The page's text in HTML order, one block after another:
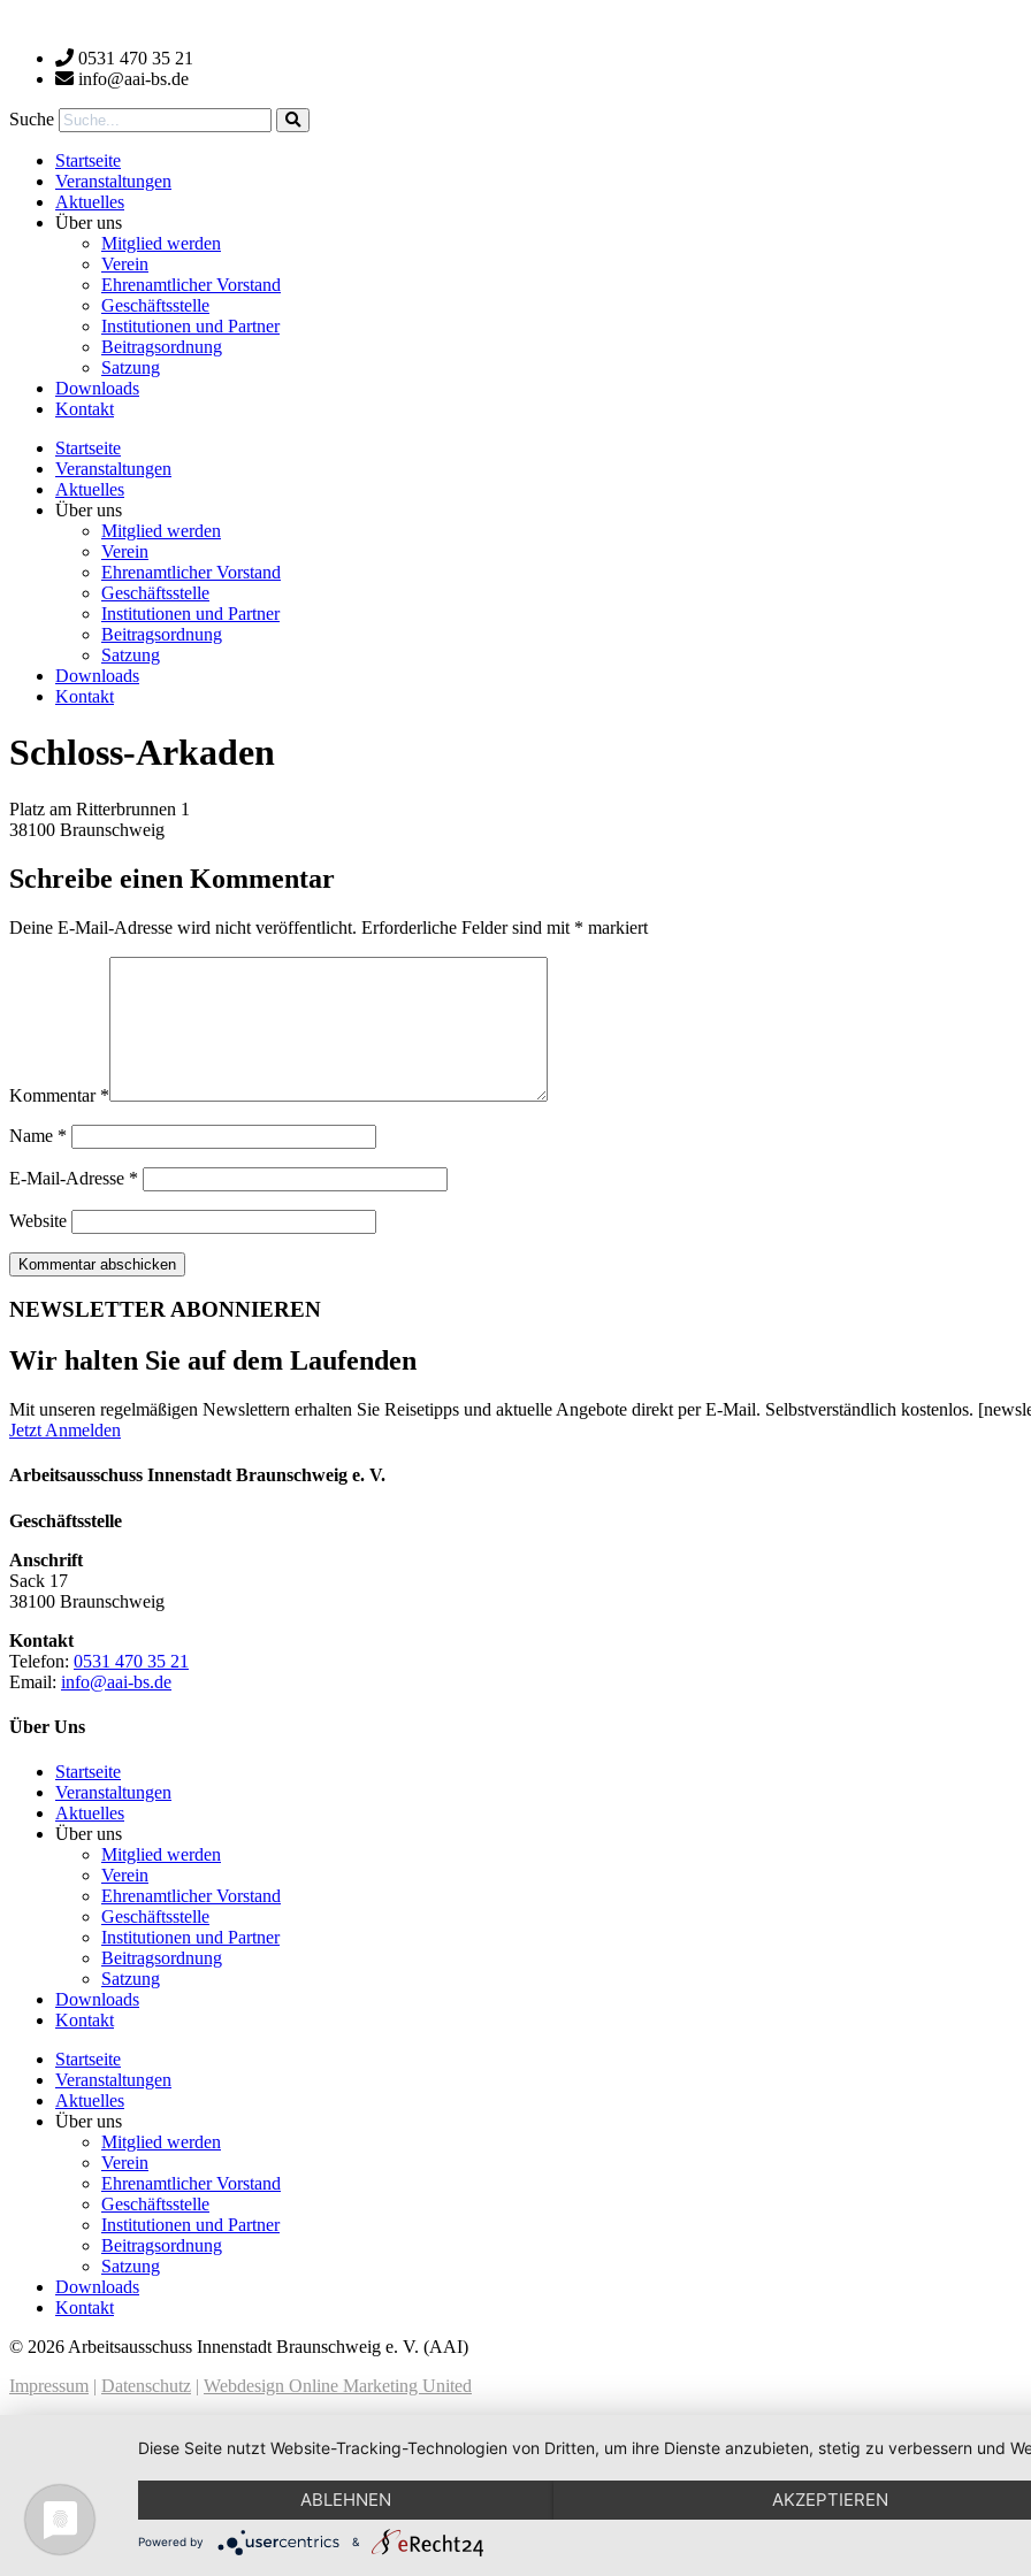
wechseln 0531 470 35 21
info@aai-bs.de
Suche
Startseite
Veranstaltungen
Aktuelles
Über uns
Mitglied werden
Verein
Ehrenamtlicher Vorstand
Geschäftsstelle
Institutionen und Partner
Beitragsordnung
Satzung
Downloads
Kontakt
Startseite
Veranstaltungen
Aktuelles
Über uns
Mitglied werden
Verein
Ehrenamtlicher Vorstand
Geschäftsstelle
Institutionen und Partner
Beitragsordnung
Satzung
Downloads
Kontakt
Schloss-Arkaden
Platz am Ritterbrunnen 1
38100 Braunschweig
Schreibe einen Kommentar
Deine E-Mail-Adresse wird nicht veröffentlicht. Erforderliche Felder sind mit * markiert
Kommentar *
Name *
E-Mail-Adresse *
Website
NEWSLETTER ABONNIEREN
Wir halten Sie auf dem Laufenden
Mit unseren regelmäßigen Newslettern erhalten Sie Reisetipps und aktuelle Angebote direkt per E-Mail. Selbstverständlich kostenlos.
Jetzt Anmelden
Arbeitsausschuss Innenstadt Braunschweig e. V.
Geschäftsstelle
Anschrift
Sack 17
38100 Braunschweig
Kontakt
Telefon: 0531 470 35 21
Email: info@aai-bs.de
Über Uns
Startseite
Veranstaltungen
Aktuelles
Über uns
Mitglied werden
Verein
Ehrenamtlicher Vorstand
Geschäftsstelle
Institutionen und Partner
Beitragsordnung
Satzung
Downloads
Kontakt
Startseite
Veranstaltungen
Aktuelles
Über uns
Mitglied werden
Verein
Ehrenamtlicher Vorstand
Geschäftsstelle
Institutionen und Partner
Beitragsordnung
Satzung
Downloads
Kontakt
© 2026 Arbeitsausschuss Innenstadt Braunschweig e. V. (AAI)
Impressum | Datenschutz | Webdesign Online Marketing United
Diese Seite nutzt Website-Tracking-Technologien von Dritten, um ihre Dienste anzubieten, stetig zu verbessern und
ABLEHNEN AKZEPTIEREN
Powered by &